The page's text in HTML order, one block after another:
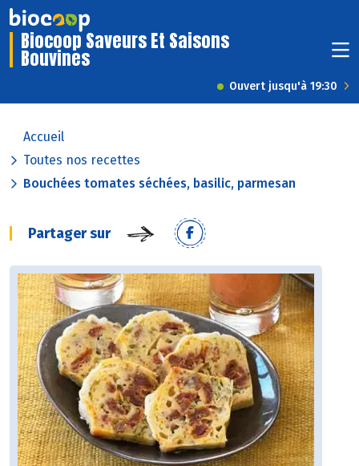
Biocoop Saveurs Et Saisons
Bouvines
Ouvert jusqu'à 19:30
Accueil
Toutes nos recettes
Bouchées tomates séchées, basilic, parmesan
Partager sur